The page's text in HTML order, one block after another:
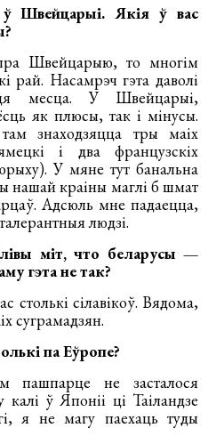
Швейцарыі. Якія ў вас
Швейцарыю, то многім
рай. Насамрэч гэта даволі
месца. У Швейцарыі,
як плюсы, так і мінусы.
знаходзяцца тры маіх
і два французскіх
У мяне тут банальна
краіны маглі б шмат
Адсюль мне падаецца,
людзі.
міт, что беларусы —
гэта не так?
сілавікоў. Вядома,
суграмадзян.
па Еўропе?
пашпарце не засталося
ў Японіі ці Таіландзе
я не магу паехаць туды